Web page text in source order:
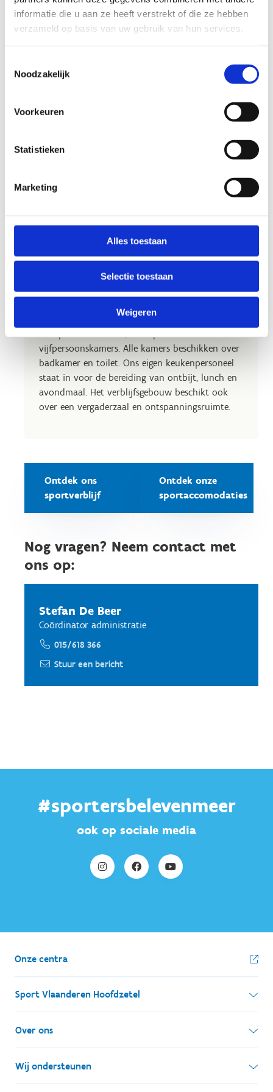
informatie die u aan ze heeft verstrekt of die ze hebben
verzameld op basis van uw gebruik van hun services.
Noodzakelijk
Voorkeuren
Statistieken
Marketing
Alles toestaan
Selectie toestaan
Weigeren
Overnacht in ons
sportverblijf
Ons sportverblijf telt 76 bedden, verdeeld over 4
vijfpersoonskamers. Alle kamers beschikken over
badkamer en toilet. Ons eigen keukenpersoneel
staat in voor de bereiding van ontbijt, lunch en
avondmaal. Het verblijfsgebouw beschikt ook
over een vergaderzaal en ontspanningsruimte.
Ontdek ons
sportverblijf
Ontdek onze
sportaccomodaties
Nog vragen? Neem contact met
ons op:
Stefan De Beer
Coördinator administratie
015/618 366
Stuur een bericht
#sportersbelevenmeer
ook op sociale media
Onze centra
Sport Vlaanderen Hoofdzetel
Simon Bolivarlaan 17
1000 Brussel
Ondernemingsnummer: BE 0248.142.826
Over ons
Wie zijn we, wat doen we
Onze centra
Wij ondersteunen